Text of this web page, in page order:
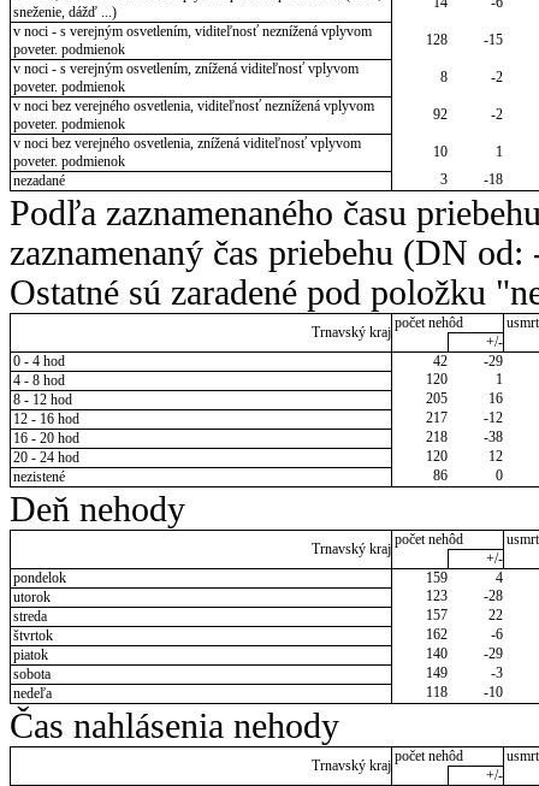
sneženie, dážď ...)
v noci - s verejným osvetlením, viditeľnosť neznížená vplyvom
poveter. podmienok
128
-15
v noci - s verejným osvetlením, znížená viditeľnosť vplyvom
poveter. podmienok
8
-2
v noci bez verejného osvetlenia, viditeľnosť neznížená vplyvom
poveter. podmienok
92
-2
v noci bez verejného osvetlenia, znížená viditeľnosť vplyvom
poveter. podmienok
10
1
nezadané
3 -18
Podľa zaznamenaného času
zaznamenaný čas priebehu (DN
Ostatné sú zaradené pod položku
Trnavský kraj
počet nehôd
+/-
0 - 4 hod
42
-29
4 - 8 hod
120
1
8 - 12 hod
205
16
12 - 16 hod
217
-12
16 - 20 hod
218
-38
20 - 24 hod
120
12
nezistené
86 0
Deň nehody
Trnavský kraj
počet nehôd
+/-
pondelok
159
4
utorok
123
-28
streda
157
22
štvrtok
162
-6
piatok
140
-29
sobota
149
-3
nedeľa
118 -10
Čas nahlásenia nehody
Trnavský kraj
počet nehôd
+/-